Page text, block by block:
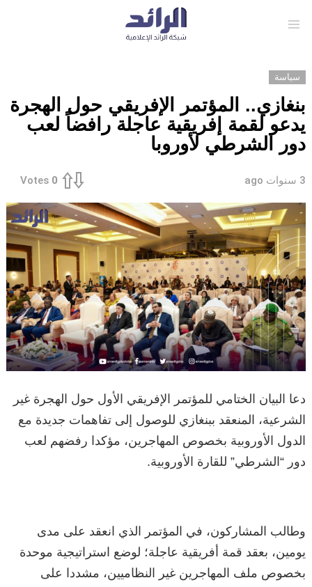
سياسة
بنغازي.. المؤتمر الإفريقي حول الهجرة
يدعو لقمة إفريقية عاجلة رافضاً لعب
دور الشرطي لأوروبا
3 سنوات ago 0
Votes
دعا البيان الختامي للمؤتمر الإفريقي الأول حول الهجرة غير
الشرعية، المنعقد ببنغازي للوصول إلى تفاهمات جديدة مع
الدول الأوروبية بخصوص المهاجرين، مؤكدا رفضهم لعب
دور “الشرطي” للقارة الأوروبية.
وطالب المشاركون، في المؤتمر الذي انعقد على مدى
يومين، بعقد قمة أفريقية عاجلة؛ لوضع استراتيجية موحدة
بخصوص ملف المهاجرين غير النظاميين، مشددا على